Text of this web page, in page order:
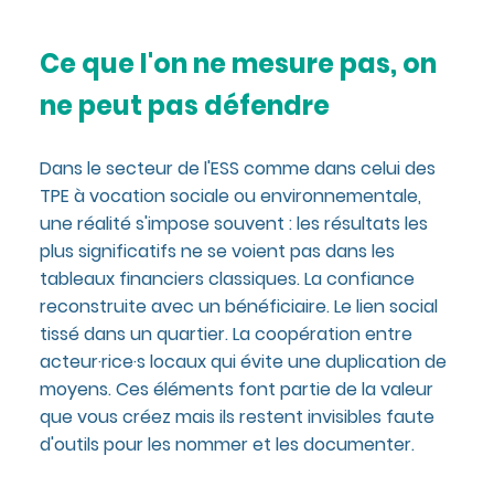
Ce que l'on ne mesure pas, on
ne peut pas défendre
Dans le secteur de l'ESS comme dans celui des
TPE à vocation sociale ou environnementale,
une réalité s'impose souvent : les résultats les
plus significatifs ne se voient pas dans les
tableaux financiers classiques. La confiance
reconstruite avec un bénéficiaire. Le lien social
tissé dans un quartier. La coopération entre
acteur·rice·s locaux qui évite une duplication de
moyens. Ces éléments font partie de la valeur
que vous créez mais ils restent invisibles faute
d'outils pour les nommer et les documenter.